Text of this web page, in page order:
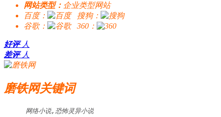
网站类型： 企业类型网站
百度：
搜狗：
谷歌：
360：
好评 人
差评 人
磨铁网关键词
网络小说,恐怖灵异小说